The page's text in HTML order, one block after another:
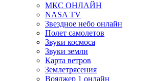
МКС ОНЛАЙН
NASA TV
Звездное небо онлайн
Полет самолетов
Звуки космоса
Звуки земли
Карта ветров
Землетрясения
Вояджер 1 онлайн